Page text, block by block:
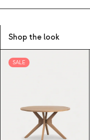
Shop the look
SALE